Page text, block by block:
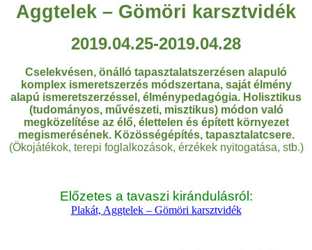
Aggtelek – Gömöri karsztvidék
2019.04.25-2019.04.28
Cselekvésen, önálló tapasztalatszerzésen alapuló
komplex ismeretszerzés módszertana, saját élmény
alapú ismeretszerzéssel, élménypedagógia. Holisztikus
(tudományos, művészeti, misztikus) módon való
megközelítése az élő, élettelen és épített környezet
megismerésének. Közösségépítés, tapasztalatcsere.
(Ökojátékok, terepi foglalkozások, érzékek nyitogatása, stb.)
Előzetes a tavaszi kirándulásról:
Plakát, Aggtelek – Gömöri karsztvidék